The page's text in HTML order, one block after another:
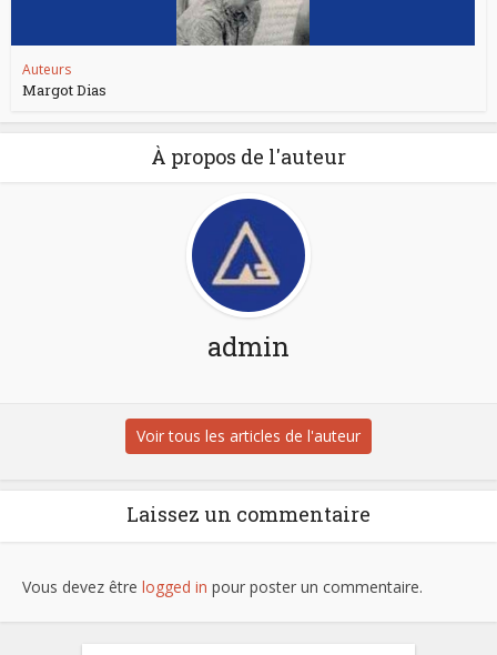
Auteurs
Margot Dias
À propos de l'auteur
admin
Voir tous les articles de l'auteur
Laissez un commentaire
Vous devez être logged in pour poster un commentaire.